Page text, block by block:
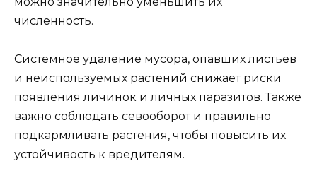
численность.
Системное удаление мусора, опавших листьев
и неиспользуемых растений снижает риски
появления личинок и личных паразитов. Также
важно соблюдать севооборот и правильно
подкармливать растения, чтобы повысить их
устойчивость к вредителям.